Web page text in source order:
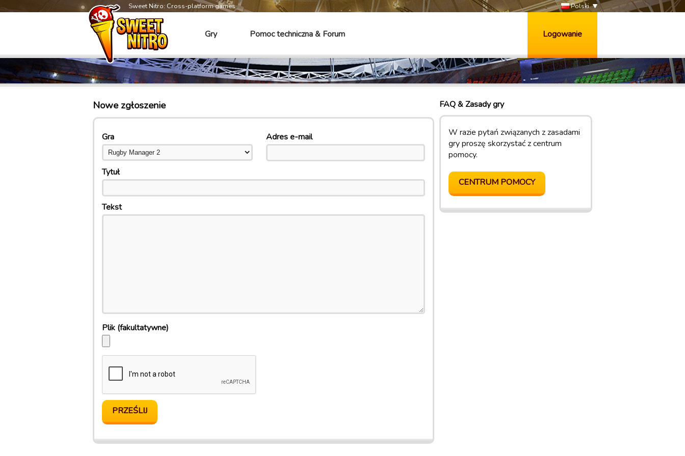
Sweet Nitro: Cross-platform games Polski
Gry Pomoc techniczna & Forum Logowanie
FAQ & Zasady gry
W razie pytań związanych z zasadami
gry proszę skorzystać z centrum
pomocy.
CENTRUM POMOCY
Nowe zgłoszenie
Adres e-mail
Gra
Tytuł
Tekst
Plik (fakultatywne)